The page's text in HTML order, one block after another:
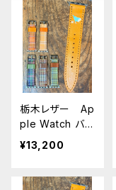
木レザー アッ
プルウォッチバン
ド 時計ベル
ト こざくらいん
こ AppleWatc
h 対応 バンド
シリーズ9 SE
2023 8 SE2 7
6 SE 5 4 3 2 1
に対応
栃木レザー Ap
ple Watch バン
ド コザクライン
コ シーグリー
タータンチェッ
¥13,200